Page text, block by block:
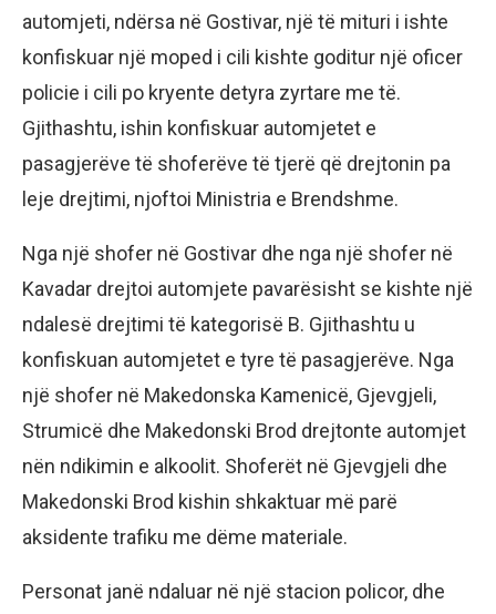
automjeti, ndërsa në Gostivar, një të mituri i ishte
konfiskuar një moped i cili kishte goditur një oficer
policie i cili po kryente detyra zyrtare me të.
Gjithashtu, ishin konfiskuar automjetet e
pasagjerëve të shoferëve të tjerë që drejtonin pa
leje drejtimi, njoftoi Ministria e Brendshme.
Nga një shofer në Gostivar dhe nga një shofer në
Kavadar drejtoi automjete pavarësisht se kishte një
ndalesë drejtimi të kategorisë B. Gjithashtu u
konfiskuan automjetet e tyre të pasagjerëve. Nga
një shofer në Makedonska Kamenicë, Gjevgjeli,
Strumicë dhe Makedonski Brod drejtonte automjet
nën ndikimin e alkoolit. Shoferët në Gjevgjeli dhe
Makedonski Brod kishin shkaktuar më parë
aksidente trafiku me dëme materiale.
Personat janë ndaluar në një stacion policor, dhe